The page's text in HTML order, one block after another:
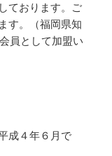
ております。ご
す。（福岡県知
員として加盟い
成４年６月で